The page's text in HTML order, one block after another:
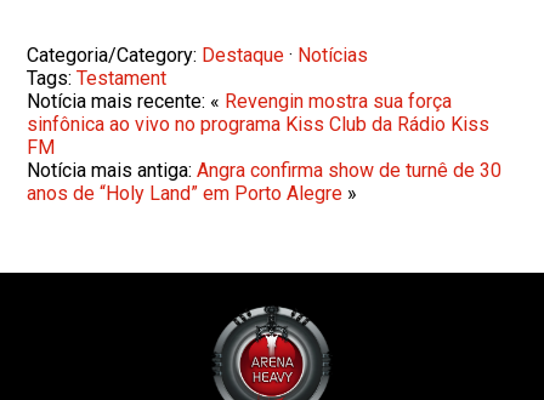
Categoria/Category: Destaque · Notícias
Tags:Testament
Notícia mais recente: « Revengin mostra sua força
sinfônica ao vivo no programa Kiss Club da Rádio Kiss
FM
Notícia mais antiga:Angra confirma show de turnê de 30
anos de “Holy Land” em Porto Alegre »